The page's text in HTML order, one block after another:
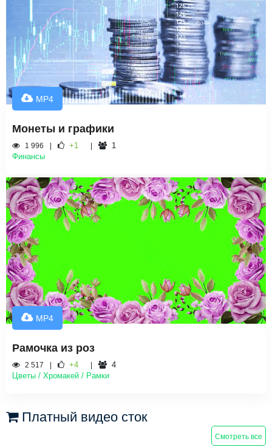
MP4
Монеты и графики
1 996 +1
1
Финансы
MP4
Рамочка из роз
2 517 +4
4
Цветы / Хромакей / Рамки
Платный видео сток
Смотреть все